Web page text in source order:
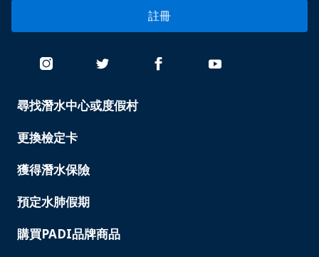
註冊
PADI
TAIWAN
尋找潛水中心或度假村
更換檢定卡
獲得潛水保險
預定水肺假期
購買PADI品牌商品